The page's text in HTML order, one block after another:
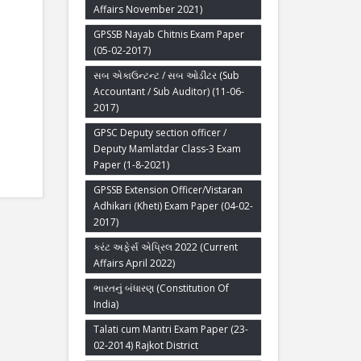
Affairs November 2021)
GPSSB Nayab Chitnis Exam Paper
(05-02-2017)
સબ એકાઉન્ટન્ટ / સબ ઓડીટર (Sub
Accountant / Sub Auditor) (11-06-
2017)
GPSC Deputy section officer /
Deputy Mamlatdar Class-3 Exam
Paper (1-8-2021)
GPSSB Extension Officer/Vistaran
Adhikari (Kheti) Exam Paper (04-02-
2017)
કરંટ અફેર્સ એપ્રિલ 2022 (Current
Affairs April 2022)
ભારતનું બંધારણ (Constitution Of
India)
Talati cum Mantri Exam Paper (23-
02-2014) Rajkot District